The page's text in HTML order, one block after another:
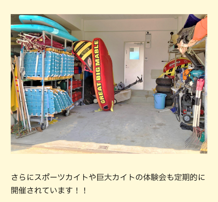
さらにスポーツカイトや巨大カイトの体験会も定期的に
開催されています！！